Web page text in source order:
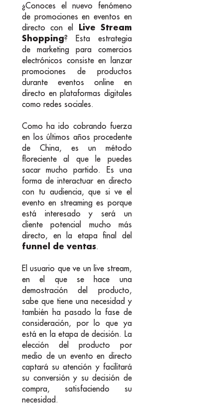
¿Conoces el nuevo fenómeno
de promociones en eventos en
directo con el Live Stream
Shopping? Esta estrategia
de marketing para comercios
electrónicos consiste en lanzar
promociones de productos
durante eventos online en
directo en plataformas digitales
como redes sociales.
Como ha ido cobrando fuerza
en los últimos años procedente
de China, es un método
floreciente al que le puedes
sacar mucho partido. Es una
forma de interactuar en directo
con tu audiencia, que si ve el
evento en streaming es porque
está interesado y será un
cliente potencial mucho más
directo, en la etapa final del
funnel de ventas.
El usuario que ve un live stream,
en el que se hace una
demostración del producto,
sabe que tiene una necesidad y
también ha pasado la fase de
consideración, por lo que ya
está en la etapa de decisión. La
elección del producto por
medio de un evento en directo
captará su atención y facilitará
su conversión y su decisión de
compra, satisfaciendo su
necesidad.